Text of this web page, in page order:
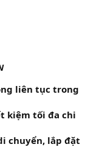
liên tục trong
kiệm tối đa chi
chuyển, lắp đặt